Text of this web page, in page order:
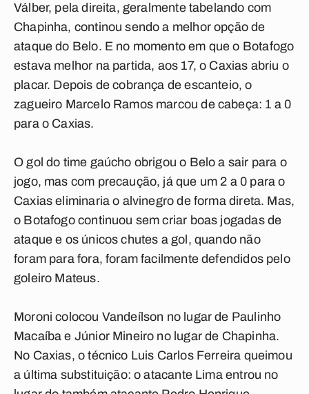
Válber, pela direita, geralmente tabelando com
Chapinha, continou sendo a melhor opção de
ataque do Belo. E no momento em que o Botafogo
estava melhor na partida, aos 17, o Caxias abriu o
placar. Depois de cobrança de escanteio, o
zagueiro Marcelo Ramos marcou de cabeça: 1 a 0
para o Caxias.
O gol do time gaúcho obrigou o Belo a sair para o
jogo, mas com precaução, já que um 2 a 0 para o
Caxias eliminaria o alvinegro de forma direta. Mas,
o Botafogo continuou sem criar boas jogadas de
ataque e os únicos chutes a gol, quando não
foram para fora, foram facilmente defendidos pelo
goleiro Mateus.
Moroni colocou Vandeílson no lugar de Paulinho
Macaíba e Júnior Mineiro no lugar de Chapinha.
No Caxias, o técnico Luis Carlos Ferreira queimou
a última substituição: o atacante Lima entrou no